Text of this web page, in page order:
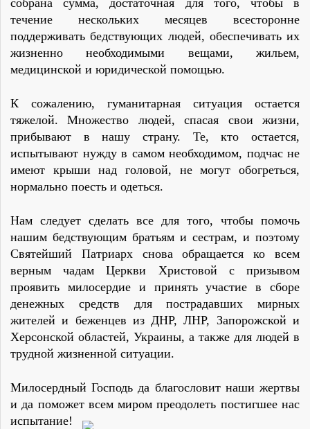
собрана сумма, достаточная для того, чтобы в
течение нескольких месяцев всесторонне
поддерживать бедствующих людей, обеспечивать их
жизненно необходимыми вещами, жильем,
медицинской и юридической помощью.
К сожалению, гуманитарная ситуация остается
тяжелой. Множество людей, спасая свои жизни,
прибывают в нашу страну. Те, кто остается,
испытывают нужду в самом необходимом, подчас не
имеют крыши над головой, не могут обогреться,
нормально поесть и одеться.
Нам следует сделать все для того, чтобы помочь
нашим бедствующим братьям и сестрам, и поэтому
Святейший Патриарх снова обращается ко всем
верным чадам Церкви Христовой с призывом
проявить милосердие и принять участие в сборе
денежных средств для пострадавших мирных
жителей и беженцев из ДНР, ЛНР, Запорожской и
Херсонской областей, Украины, а также для людей в
трудной жизненной ситуации.
Милосердный Господь да благословит наши жертвы
и да поможет всем миром преодолеть постигшее нас
испытание!